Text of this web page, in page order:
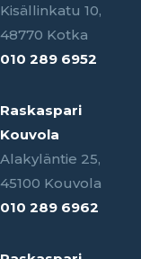
Kisällinkatu 10,
48770 Kotka
010 289 6952
Raskaspari
Kouvola
Alakyläntie 25,
45100 Kouvola
010 289 6962